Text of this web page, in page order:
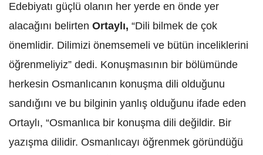
Edebiyatı güçlü olanın her yerde en önde yer
alacağını belirten Ortaylı, “Dili bilmek de çok
önemlidir. Dilimizi önemsemeli ve bütün inceliklerini
öğrenmeliyiz” dedi. Konuşmasının bir bölümünde
herkesin Osmanlıcanın konuşma dili olduğunu
sandığını ve bu bilginin yanlış olduğunu ifade eden
Ortaylı, “Osmanlıca bir konuşma dili değildir. Bir
yazışma dilidir. Osmanlıcayı öğrenmek göründüğü